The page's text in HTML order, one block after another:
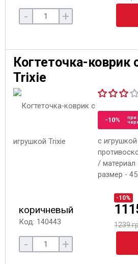
- +
Когтеточка-коврик
Trixie
-10%
при
с
/
размер -
коричневый
Код: 140443
-10%
1239
- +